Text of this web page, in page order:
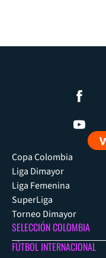
Copa Colombia
Liga Dimayor
Liga Femenina
SuperLiga
Torneo Dimayor
SELECCIÓN COLOMBIA
FÚTBOL INTERNACIONAL